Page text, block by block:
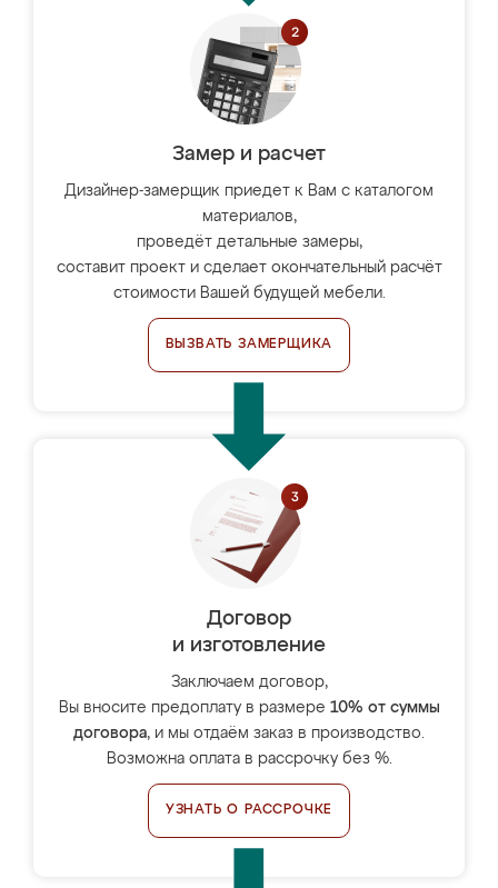
Замер и расчет
Дизайнер-замерщик приедет к Вам с каталогом
материалов,
проведёт детальные замеры,
составит проект и сделает окончательный расчёт
стоимости Вашей будущей мебели.
ВЫЗВАТЬ ЗАМЕРЩИКА
Договор
и изготовление
Заключаем договор,
Вы вносите предоплату в размере 10% от суммы
договора, и мы отдаём заказ в производство.
Возможна оплата в рассрочку без %.
УЗНАТЬ О РАССРОЧКЕ